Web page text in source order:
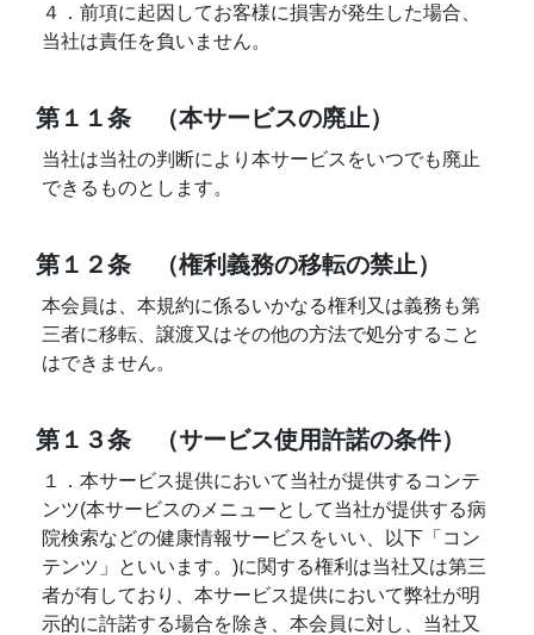
４．前項に起因してお客様に損害が発生した場合、
当社は責任を負いません。
第１１条 （本サービスの廃止）
当社は当社の判断により本サービスをいつでも廃止
できるものとします。
第１２条 （権利義務の移転の禁止）
本会員は、本規約に係るいかなる権利又は義務も第
三者に移転、譲渡又はその他の方法で処分すること
はできません。
第１３条 （サービス使用許諾の条件）
１．本サービス提供において当社が提供するコンテ
ンツ(本サービスのメニューとして当社が提供する病
院検索などの健康情報サービスをいい、以下「コン
テンツ」といいます。)に関する権利は当社又は第三
者が有しており、本サービス提供において弊社が明
示的に許諾する場合を除き、本会員に対し、当社又